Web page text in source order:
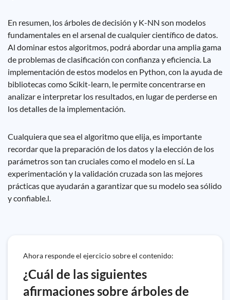
En resumen, los árboles de decisión y K-NN son modelos
fundamentales en el arsenal de cualquier científico de datos.
Al dominar estos algoritmos, podrá abordar una amplia gama
de problemas de clasificación con confianza y eficiencia. La
implementación de estos modelos en Python, con la ayuda de
bibliotecas como Scikit-learn, le permite concentrarse en
analizar e interpretar los resultados, en lugar de perderse en
los detalles de la implementación.
Cualquiera que sea el algoritmo que elija, es importante
recordar que la preparación de los datos y la elección de los
parámetros son tan cruciales como el modelo en sí. La
experimentación y la validación cruzada son las mejores
prácticas que ayudarán a garantizar que su modelo sea sólido
y confiable.l.
Ahora responde el ejercicio sobre el contenido:
¿Cuál de las siguientes
afirmaciones sobre árboles de